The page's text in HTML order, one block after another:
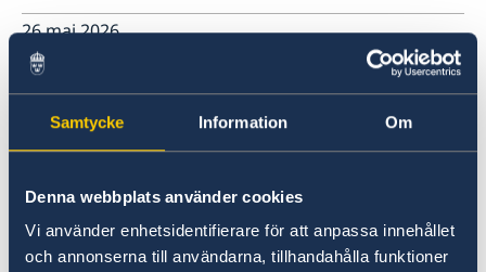
Samtycke Information Om
Denna webbplats använder cookies
Vi använder enhetsidentifierare för att anpassa innehållet
och annonserna till användarna, tillhandahålla funktioner
26 maj 2026
Ambassaden tar inte emot besök 29
maj 2026
Rösta i Rwanda 2026